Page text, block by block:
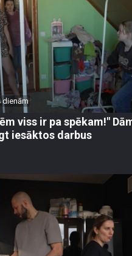
dienām
viss ir pa spēkam!"
iesāktos darbus